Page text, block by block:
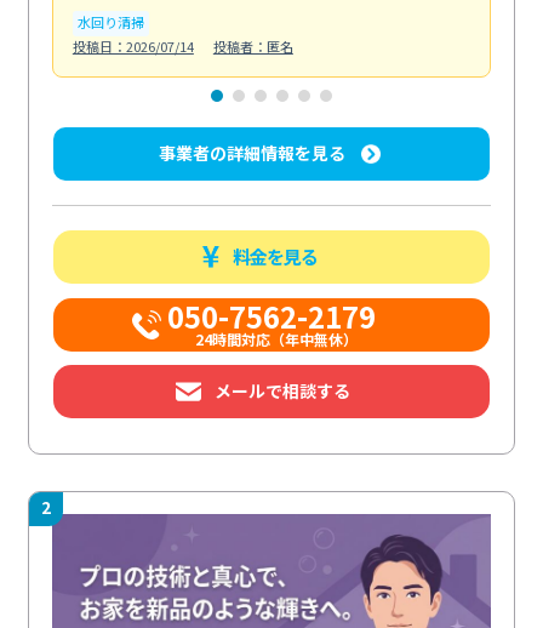
水回り清掃
投稿日：2026/07/14
投稿者：匿名
事業者の詳細情報を見る
料金を見る
050-7562-2179
24時間対応（年中無休）
メールで相談する
2